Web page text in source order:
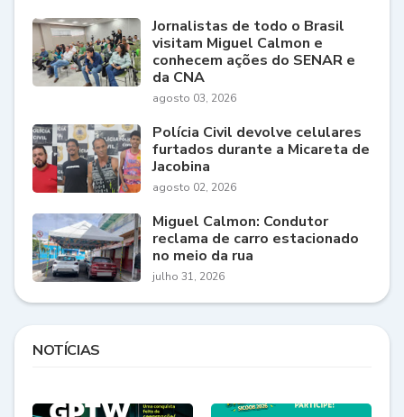
Jornalistas de todo o Brasil
visitam Miguel Calmon e
conhecem ações do SENAR e
da CNA
agosto 03, 2026
Polícia Civil devolve celulares
furtados durante a Micareta de
Jacobina
agosto 02, 2026
Miguel Calmon: Condutor
reclama de carro estacionado
no meio da rua
julho 31, 2026
NOTÍCIAS